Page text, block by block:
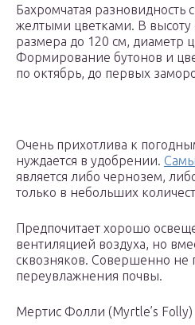
Бахромчатая разновидность
желтыми цветками. В высоту
размера до 120 см, диаметр
Формирование бутонов и
по октябрь, до первых
Очень прихотлива к
нуждается в удобрении.
является либо чернозем,
только в небольших
Предпочитает хорошо
вентиляцией воздуха, но
сквозняков. Совершенно не
переувлажнения почвы.
Мертис Фолли (Myrtle’s Folly)